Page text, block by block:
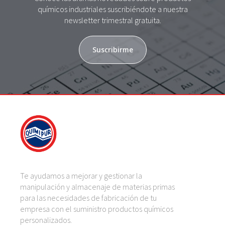
químicos industriales suscribiéndote a nuestra
newsletter trimestral gratuita.
Suscribirme
Te ayudamos a mejorar y gestionar la
manipulación y almacenaje de materias primas
para las necesidades de fabricación de tu
empresa con el suministro productos químicos
personalizados.